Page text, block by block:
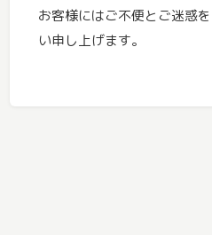
お客様にはご不便とご迷惑
い申し上げます。